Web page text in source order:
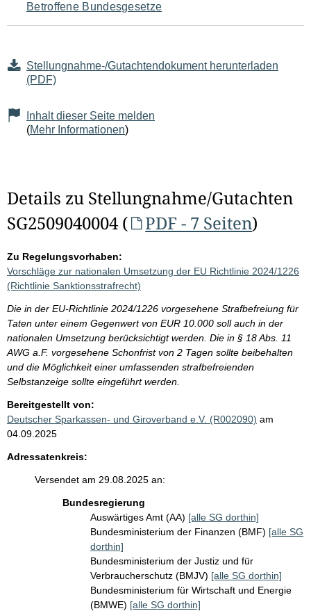
Betroffene Bundesgesetze
Stellungnahme-/Gutachtendokument herunterladen
(PDF)
Inhalt dieser Seite melden
(Mehr Informationen)
Details zu Stellungnahme/Gutachten
SG2509040004 (
PDF - 7 Seiten)
Zu Regelungsvorhaben:
Vorschläge zur nationalen Umsetzung der EU Richtlinie 2024/1226
(Richtlinie Sanktionsstrafrecht)
Die in der EU-Richtlinie 2024/1226 vorgesehene Strafbefreiung für
Taten unter einem Gegenwert von EUR 10.000 soll auch in der
nationalen Umsetzung berücksichtigt werden. Die in § 18 Abs. 11
AWG a.F. vorgesehene Schonfrist von 2 Tagen sollte beibehalten
und die Möglichkeit einer umfassenden strafbefreienden
Selbstanzeige sollte eingeführt werden.
Bereitgestellt von:
Deutscher Sparkassen- und Giroverband e.V. (R002090) am
04.09.2025
Adressatenkreis:
Versendet am 29.08.2025 an:
Bundesregierung
Auswärtiges Amt (AA) [alle SG dorthin]
Bundesministerium der Finanzen (BMF) [alle SG
dorthin]
Bundesministerium der Justiz und für
Verbraucherschutz (BMJV) [alle SG dorthin]
Bundesministerium für Wirtschaft und Energie
(BMWE) [alle SG dorthin]